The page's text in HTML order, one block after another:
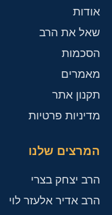
אודות
שאל את הרב
הסכמות
מאמרים
תקנון אתר
מדיניות פרטיות
המרצים שלנו
הרב יצחק בצרי
הרב אדיר אלעזר לוי